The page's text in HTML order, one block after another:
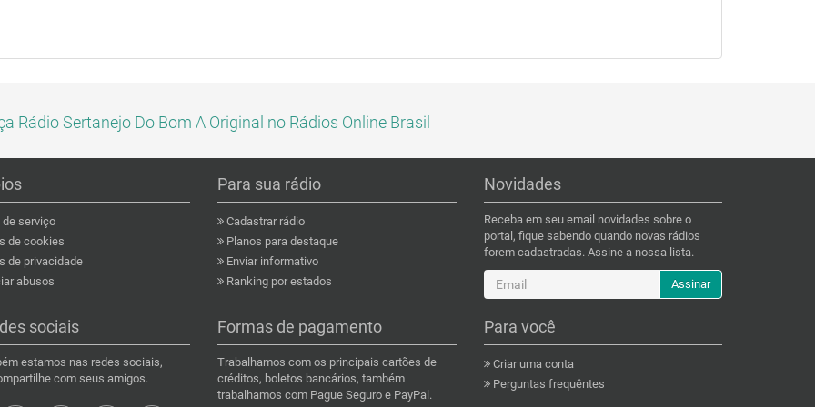
Rádio Sertanejo Do Bom A Original no Rádios Online Brasil
serviço
de cookies
de privacidade
abusos
Para sua rádio
Cadastrar rádio
Planos para destaque
Enviar informativo
Ranking por estados
Novidades
Receba em seu email novidades sobre o
portal, fique sabendo quando novas rádios
forem cadastradas. Assine a nossa lista.
Assinar
sociais
estamos nas redes sociais,
com seus amigos.
Formas de pagamento
Trabalhamos com os principais cartões de
créditos, boletos bancários, também
trabalhamos com Pague Seguro e PayPal.
Para você
Criar uma conta
Perguntas frequêntes